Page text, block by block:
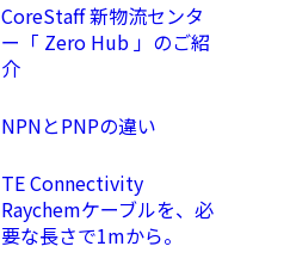
CoreStaff 新物流センタ
ー「 Zero Hub 」のご紹
介
NPNとPNPの違い
TE Connectivity
Raychemケーブルを、必
要な長さで1mから。